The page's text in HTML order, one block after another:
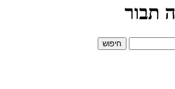
תבור